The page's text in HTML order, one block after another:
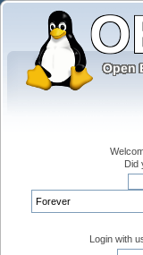
Did
Login with